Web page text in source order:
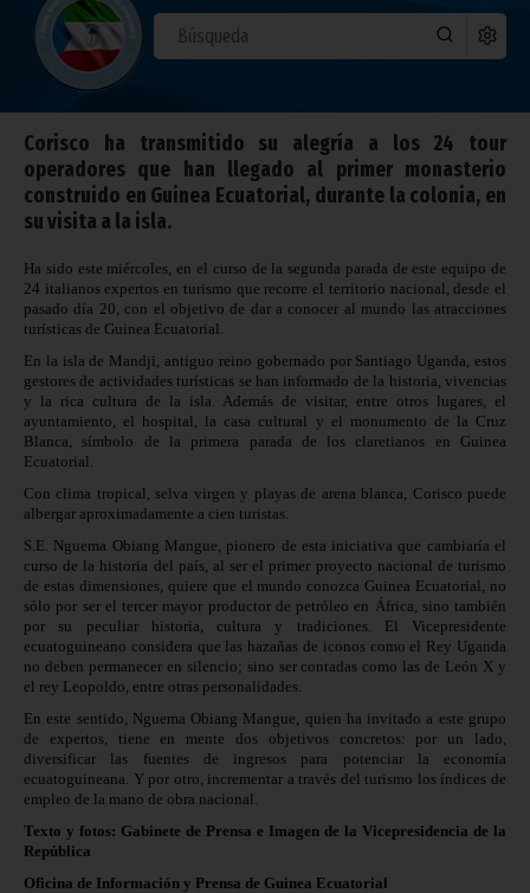
Vicepresidencia
Ver la galería
Corisco ha transmitido su alegría a los 24 tour
operadores que han llegado al primer monasterio
construido en Guinea Ecuatorial, durante la colonia, en
su visita a la isla.
Ha sido este miércoles, en el curso de la segunda parada de este equipo de
24 italianos expertos en turismo que recorre el territorio nacional, desde el
pasado día 20, con el objetivo de dar a conocer al mundo las atracciones
turísticas de Guinea Ecuatorial.
En la isla de Mandji, antiguo reino gobernado por Santiago Uganda, estos
gestores de actividades turísticas se han informado de la historia, vivencias
y la rica cultura de la isla. Además de visitar, entre otros lugares, el
ayuntamiento, el hospital, la casa cultural y el monumento de la Cruz
Blanca, símbolo
de la primera parada de los claretianos en Guinea
Ecuatorial.
Con clima tropical, selva virgen y playasde arena blanca, Corisco puede
albergar aproximadamente a cien turistas.
S.E. Nguema Obiang Mangue, pionero de esta iniciativa que cambiaría el
curso de la historia del país, al ser el primer proyecto nacional de turismo
de estas dimensiones, quiere que el mundo conozca Guinea Ecuatorial, no
sólo por ser el tercer mayor productor de petróleo en África, sino también
por su peculiar historia, cultura y tradiciones. El Vicepresidente
ecuatoguineano considera que las hazañas de iconos como el Rey Uganda
no deben permanecer en silencio; sino ser contadas como las de León X y
el rey Leopoldo, entre otras personalidades.
En este sentido, Nguema Obiang Mangue, quien ha invitado a este grupo
de expertos, tiene en mente dos objetivos concretos: por un lado,
diversificar las fuentes de ingresos para potenciar la economía
ecuatoguineana. Y por otro, incrementar a través del turismo los índices de
empleo de la mano de obra nacional.
Texto y fotos: Gabinete de Prensa e Imagen de la Vicepresidencia de la
República
Oficina de Información y Prensa de Guinea Ecuatorial